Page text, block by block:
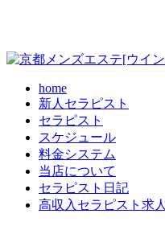
home
新人セラピスト
セラピスト
スケジュール
料金システム
当店について
セラピスト日記
高収入セラピスト求人